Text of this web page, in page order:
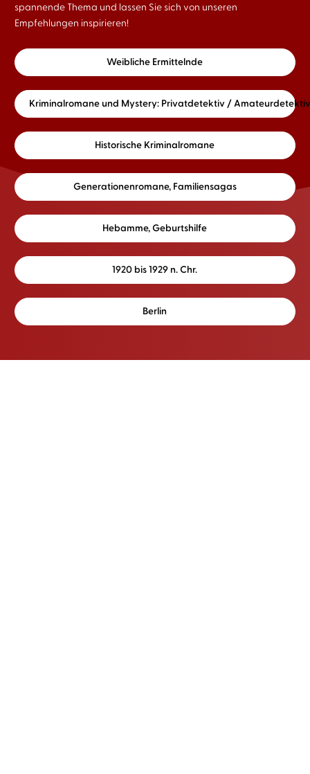
spannende Thema und lassen Sie sich von unseren
Empfehlungen inspirieren!
Weibliche Ermittelnde
Kriminalromane und Mystery: Privatdetektiv /
Historische Kriminalromane
Generationenromane, Familiensagas
Hebamme, Geburtshilfe
1920 bis 1929 n. Chr.
Berlin